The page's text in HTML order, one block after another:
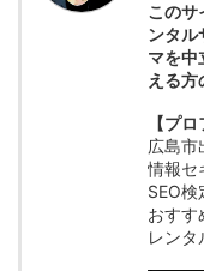
このサ
ンタ
マを中
える方
【プ
広島市
情報セ
SEO
おすす
レン